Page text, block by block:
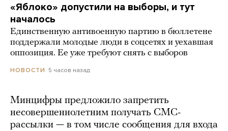
«Яблоко» допустили на выборы, и тут
началось
Единственную антивоенную партию в бюллетене
поддержали молодые люди в соцсетях и уехавшая
оппозиция. Ее уже требуют снять с выборов
НОВОСТИ 5 часов назад
Минцифры предложило запретить
несовершеннолетним получать СМС-
рассылки — в том числе сообщения для входа